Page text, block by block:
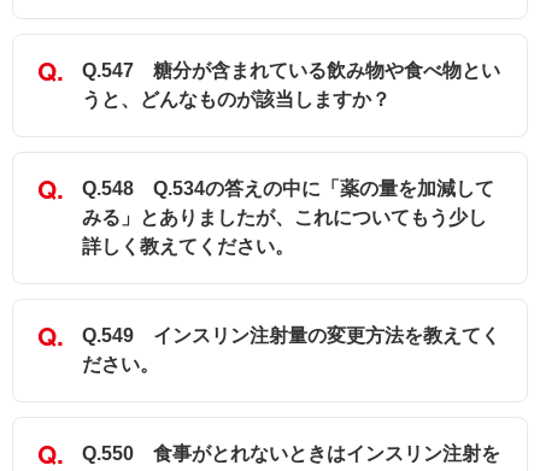
Q.547 糖分が含まれている飲み物や食べ物とい
うと、どんなものが該当しますか？
Q.548 Q.534の答えの中に「薬の量を加減して
みる」とありましたが、これについてもう少し
詳しく教えてください。
Q.549 インスリン注射量の変更方法を教えてく
ださい。
Q.550 食事がとれないときはインスリン注射を